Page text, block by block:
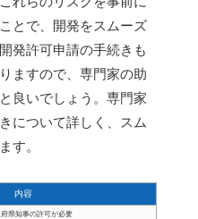
とで、開発をスムーズ
発許可申請の手続きも
ますので、専門家の助
良いでしょう。専門家
について詳しく、スム
す。
内容
県知事の許可が必要